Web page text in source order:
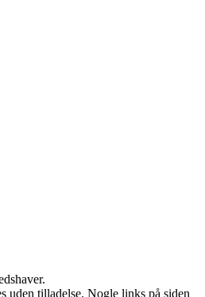
uden tilladelse. Nogle links på siden